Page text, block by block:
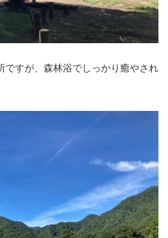
ですが、森林浴でしっかり癒やされ